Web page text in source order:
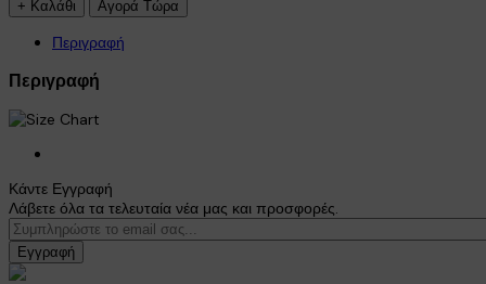
Περιγραφή
Περιγραφή
Κάντε Εγγραφή
Λάβετε όλα τα τελευταία νέα μας και προσφορές.
Εγγραφή